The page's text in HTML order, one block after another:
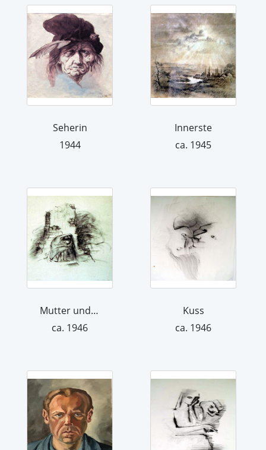
Seherin
1944
Innerste
ca. 1945
Mutter und Kind 1
ca. 1946
Kuss
ca. 1946